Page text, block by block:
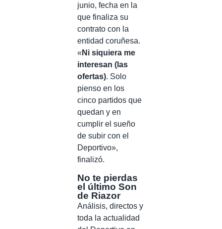
junio, fecha en la
que finaliza su
contrato con la
entidad coruñesa.
« Ni siquiera me
interesan (las
ofertas). Solo
pienso en los
cinco partidos que
quedan y en
cumplir el sueño
de subir con el
Deportivo»,
finalizó.
No te pierdas
el último Son
de Riazor
Análisis, directos y
toda la actualidad